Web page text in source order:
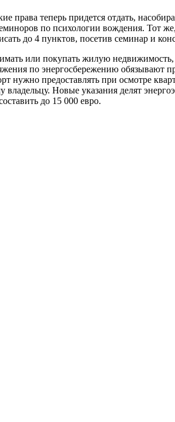
теперь придется отдать,
по психологии вождения. Тот
до 4 пунктов, посетив семинар и
или покупать жилую
по энергосбережению обязывают
нужно предоставлять при осмотре
Новые указания делят
до 15 000 евро.